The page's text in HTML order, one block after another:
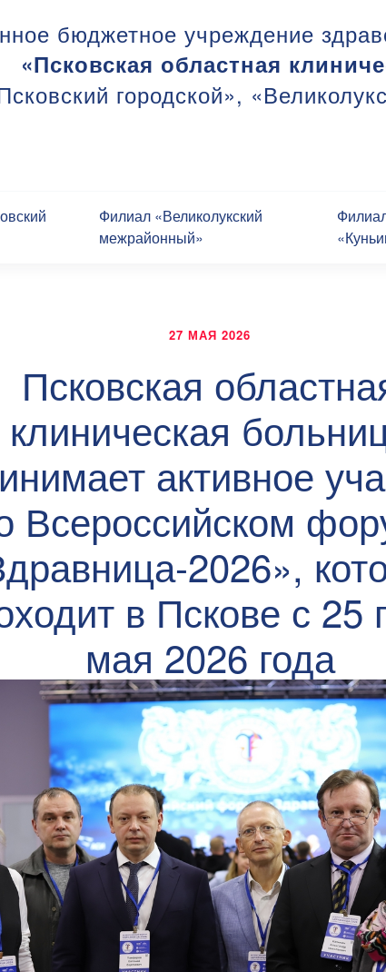
бюджетное учреждение
«Псковская областная
городской»,
Филиал «Великолукский
межрайонный»
27 МАЯ 2026
Псковская
клиническая
активное
Всероссийском
2026»,
в Пскове с 25
мая 2026 года